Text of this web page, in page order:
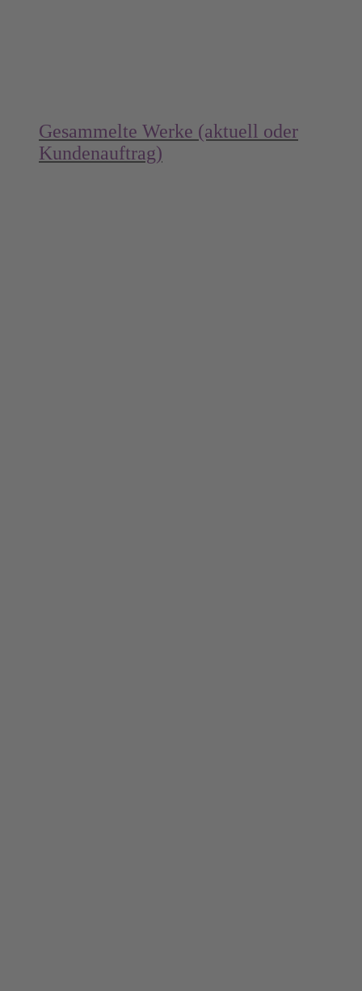
Gesammelte Werke (aktuell oder
Kundenauftrag)